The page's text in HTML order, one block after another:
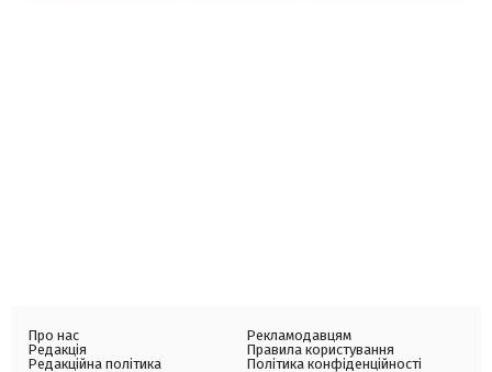
Про нас
Редакція
Редакційна політика
Рекламодавцям
Правила користування
Політика конфіденційності